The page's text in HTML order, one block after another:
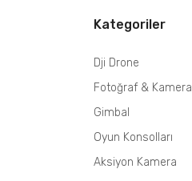
Kategoriler
Dji Drone
Fotoğraf & Kamera
Gimbal
Oyun Konsolları
Aksiyon Kamera